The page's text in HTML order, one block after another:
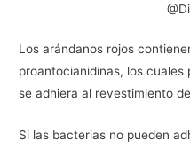
Los arándanos rojos
proantocianidinas, los
se adhiera al revestimiento
Si las bacterias no pueden